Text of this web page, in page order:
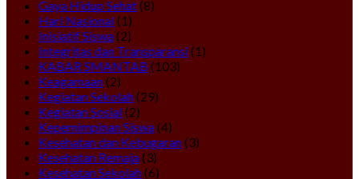
Gaya Hidup Sehat(8)
Hari Nasional(1)
Inisiatif Siswa(2)
Integritas dan Transparansi(1)
KABAR SMANTAB (103)
Keagamaan(2)
Kegiatan Sekolah(29)
Kegiatan Sosial(2)
Kepemimpinan Siswa(4)
Kesehatan dan Kebugaran(3)
Kesehatan Remaja(3)
Kesehatan Sekolah(6)